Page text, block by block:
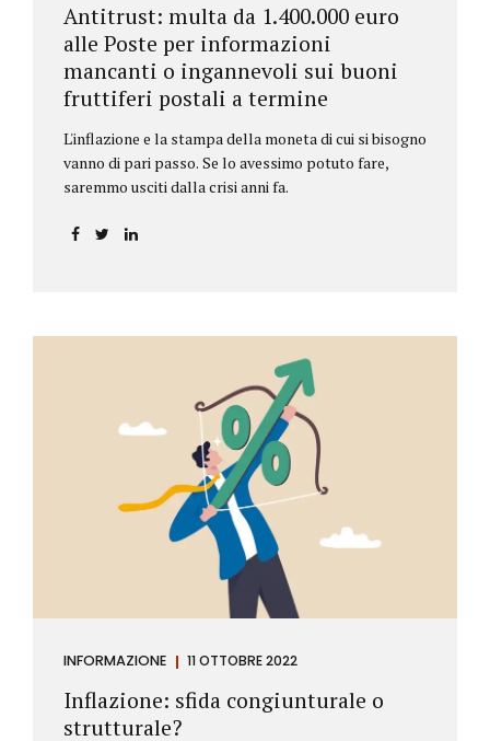
Antitrust: multa da 1.400.000 euro
alle Poste per informazioni
mancanti o ingannevoli sui buoni
fruttiferi postali a termine
L'inflazione e la stampa della moneta di cui si bisogno
vanno di pari passo. Se lo avessimo potuto fare,
saremmo usciti dalla crisi anni fa.
INFORMAZIONE 11 OTTOBRE 2022
Inflazione: sfida congiunturale o
strutturale?